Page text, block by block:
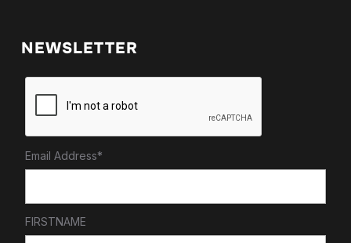
NEWSLETTER
Email Address*
FIRSTNAME